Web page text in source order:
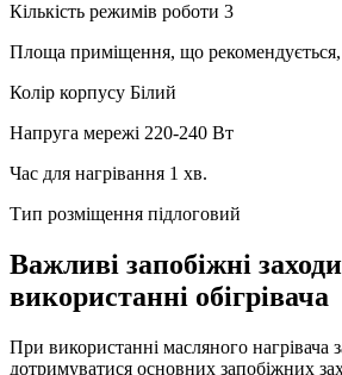
Кількість режимів роботи 3
Площа приміщення, що
Колір корпусу Білий
Напруга мережі 220-240 Вт
Час для нагрівання 1 хв.
Тип розміщення підлоговий
Важливі запобіжні
використанні обігрівача
При використанні масляного нагрівача
дотримуватися основних запобіжних